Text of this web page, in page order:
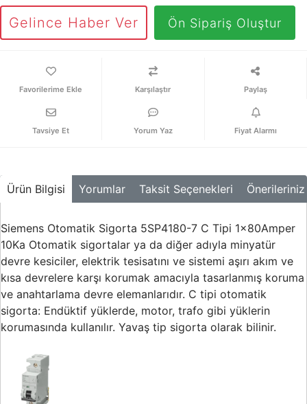
Gelince Haber Ver Ön Sipariş Oluştur
Karşılaştır Paylaş
Tavsiye Et Yorum Yaz Fiyat Alarmı
Ürün Bilgisi Yorumlar Taksit Seçenekleri Önerileriniz
Siemens Otomatik Sigorta 5SP4180-7 C Tipi 1x80Amper
10Ka Otomatik sigortalar ya da diğer adıyla minyatür
devre kesiciler, elektrik tesisatını ve sistemi aşırı akım ve
kısa devrelere karşı korumak amacıyla tasarlanmış koruma
ve anahtarlama devre elemanlarıdır. C tipi otomatik
sigorta: Endüktif yüklerde, motor, trafo gibi yüklerin
korumasında kullanılır. Yavaş tip sigorta olarak bilinir.